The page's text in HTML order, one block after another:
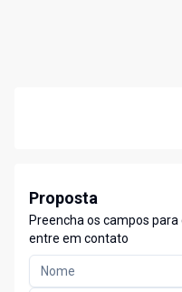
Proposta
Preencha os campos
entre em contato